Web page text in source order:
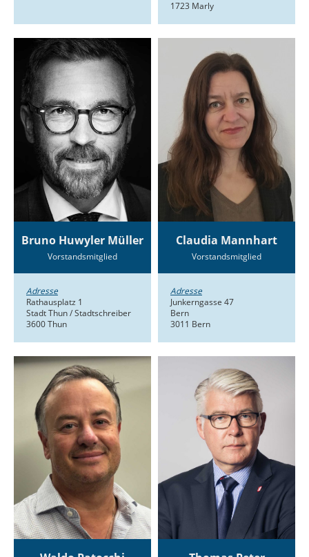
1723 Marly
Bruno Huwyler Müller
Vorstandsmitglied
Adresse
Rathausplatz 1
Stadt Thun / Stadtschreiber
3600 Thun
Claudia Mannhart
Vorstandsmitglied
Adresse
Junkerngasse 47
Bern
3011 Bern